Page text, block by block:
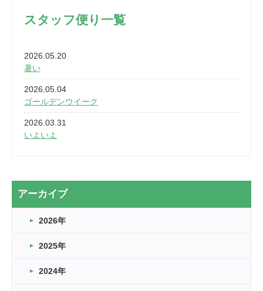
スタッフ便り一覧
2026.05.20
暑い
2026.05.04
ゴールデンウイーク
2026.03.31
いよいよ
2026.03.20
なぎなた
2026.03.16
車いすバスケとRくんのお話
アーカイブ
2026年
2025年
2024年